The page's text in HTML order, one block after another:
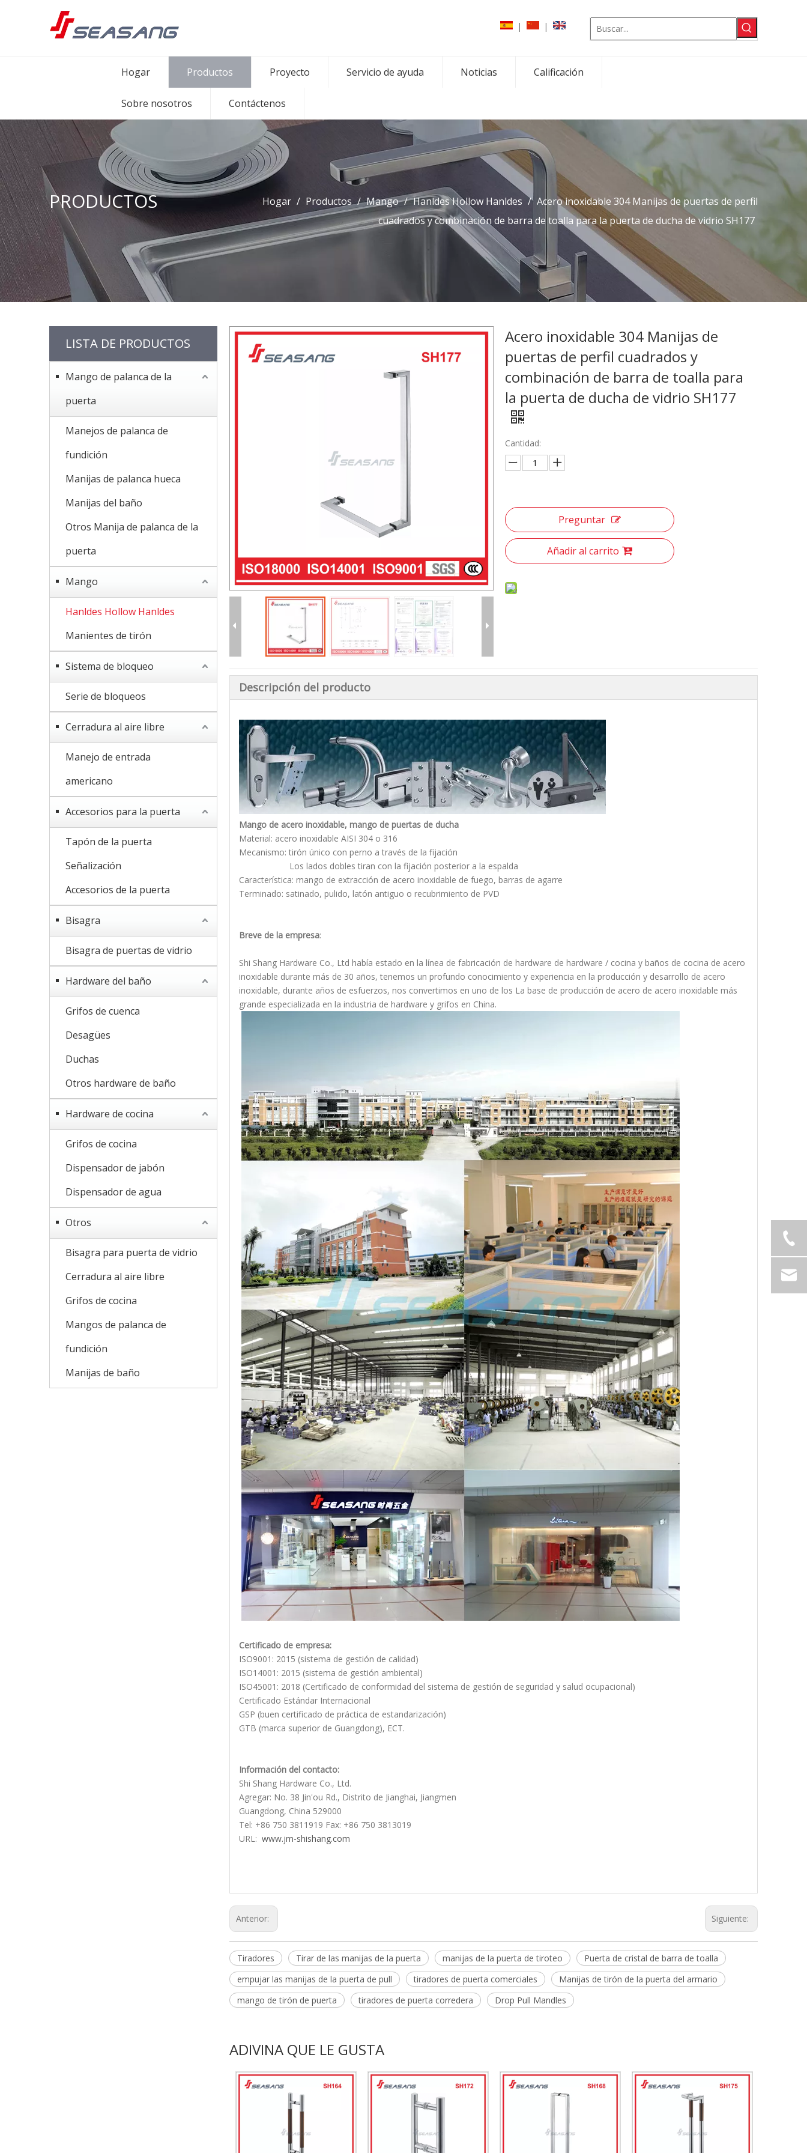
| |
Hogar Productos Proyecto Servicio de ayuda Noticias Calificación
Sobre nosotros Contáctenos
PRODUCTOS Hogar / Productos / Mango / Hanldes Hollow Hanldes / Acero inoxidable 304 Manijas de puertas de perfil
cuadrados y combinación de barra de toalla para la puerta de ducha de vidrio SH177
LISTA DE PRODUCTOS
Mango de palanca de la
puerta
Manejos de palanca de
fundición
Manijas de palanca hueca
Manijas del baño
Otros Manija de palanca de la
puerta
Mango
Hanldes Hollow Hanldes
Manientes de tirón
Sistema de bloqueo
Serie de bloqueos
Cerradura al aire libre
Manejo de entrada
americano
Accesorios para la puerta
Tapón de la puerta
Señalización
Accesorios de la puerta
Bisagra
Bisagra de puertas de vidrio
Hardware del baño
Grifos de cuenca
Desagües
Duchas
Otros hardware de baño
Hardware de cocina
Grifos de cocina
Dispensador de jabón
Dispensador de agua
Otros
Bisagra para puerta de vidrio
Cerradura al aire libre
Grifos de cocina
Mangos de palanca de
fundición
Manijas de baño
Acero inoxidable 304 Manijas de
puertas de perfil cuadrados y
combinación de barra de toalla para
la puerta de ducha de vidrio SH177
Cantidad:
Preguntar
Añadir al carrito
Descripción del producto
Mango de acero inoxidable, mango de puertas de ducha
Material: acero inoxidable AISI 304 o 316
Mecanismo: tirón único con perno a través de la fijación
Los lados dobles tiran con la fijación posterior a la espalda
Característica: mango de extracción de acero inoxidable de fuego, barras de agarre
Terminado: satinado, pulido, latón antiguo o recubrimiento de PVD
Breve de la empresa:
Shi Shang Hardware Co., Ltd había estado en la línea de fabricación de hardware de hardware / cocina y baños de cocina de acero
inoxidable durante más de 30 años, tenemos un profundo conocimiento y experiencia en la producción y desarrollo de acero
inoxidable, durante años de esfuerzos, nos convertimos en uno de los La base de producción de acero de acero inoxidable más
grande especializada en la industria de hardware y grifos en China.
Certificado de empresa:
ISO9001: 2015 (sistema de gestión de calidad)
ISO14001: 2015 (sistema de gestión ambiental)
ISO45001: 2018 (Certificado de conformidad del sistema de gestión de seguridad y salud ocupacional)
Certificado Estándar Internacional
GSP (buen certificado de práctica de estandarización)
GTB (marca superior de Guangdong), ECT.
Información del contacto:
Shi Shang Hardware Co., Ltd.
Agregar: No. 38 Jin'ou Rd., Distrito de Jianghai, Jiangmen
Guangdong, China 529000
Tel: +86 750 3811919 Fax: +86 750 3813019
URL: www.jm-shishang.com
Anterior: Siguiente:
Tiradores Tirar de las manijas de la puerta manijas de la puerta de tiroteo
Puerta de cristal de barra de toalla
empujar las manijas de la puerta de pull
tiradores de puerta comerciales
Manijas de tirón de la puerta del armario
mango de tirón de puerta
tiradores de puerta corredera Drop Pull Mandles
ADIVINA QUE LE GUSTA